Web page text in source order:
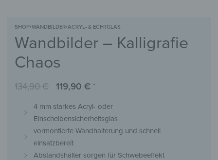
SHOP›WANDBILDER›ACRYL- & ECHTGLAS
Wandbilder – Kalligrafie
Chaos
134,90€ 119,90 € *
4 mm starkes Acryl- oder
Einscheibensicherheitsglas
vormontierte Wandhalterung und schnell
einsatzbereit
Abstandshalter sorgen für Schwebeeffekt